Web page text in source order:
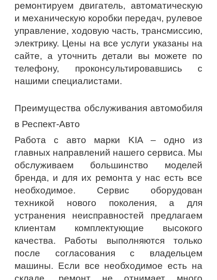
ремонтируем двигатель, автоматическую
и механическую коробки передач, рулевое
управление, ходовую часть, трансмиссию,
электрику. Цены на все услуги указаны на
сайте, а уточнить детали вы можете по
телефону, проконсультировавшись с
нашими специалистами.
Преимущества обслуживания автомобиля
в Респект-Авто
Работа с авто марки KIA – одно из
главных направлений нашего сервиса. Мы
обслуживаем большинство моделей
бренда, и для их ремонта у нас есть все
необходимое. Сервис оборудован
техникой нового поколения, а для
устранения неисправностей предлагаем
клиентам комплектующие высокого
качества. Работы выполняются только
после согласования с владельцем
машины. Если все необходимое есть на